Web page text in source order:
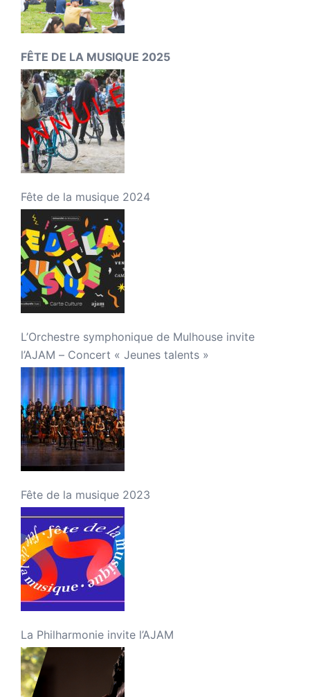
FÊTE DE LA MUSIQUE 2025
Fête de la musique 2024
L’Orchestre symphonique de Mulhouse invite
l’AJAM – Concert « Jeunes talents »
Fête de la musique 2023
La Philharmonie invite l’AJAM